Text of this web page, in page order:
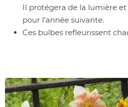
Il protégera de la lumière
pour l’année suivante.
Ces bulbes refleurissent